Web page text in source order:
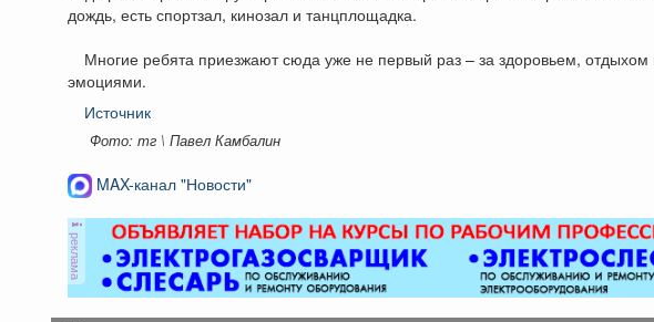
дождь, есть спортзал, кинозал и танцплощадка.
Многие ребята приезжают сюда уже не первый раз – за здоровьем, отдыхом
эмоциями.
Источник
Фото: тг \ Павел Камбалин
MAX-канал "Новости"
реклама